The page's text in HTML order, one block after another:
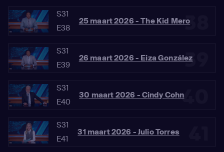
38
S31
E38
25 maart 2026 - The Kid Mero
39
S31
E39
26 maart 2026 - Eiza González
40
S31
E40
30 maart 2026 - Cindy Cohn
S31
E41
31 maart 2026 - Julio Torres